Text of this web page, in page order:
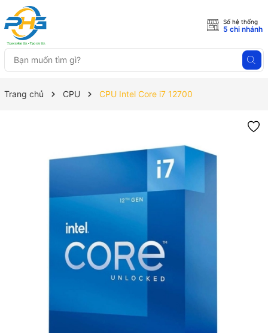
Số hệ thống
5 chi nhánh
Trang chủ CPU CPU Intel Core i7 12700